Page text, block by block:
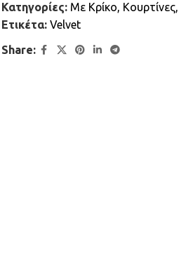
Κατηγορίες: Mε Κρίκο, Κουρτίνες,
Ετικέτα: Velvet
Share: